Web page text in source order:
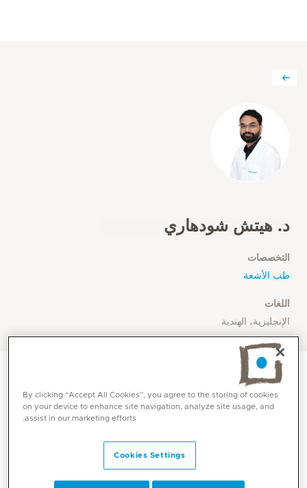
د. هيتش شودهاري
التخصصات
طب الأشعة
اللغات
الإنجليزية، الهندية
By clicking “Accept All Cookies”, you agree to the storing of cookies
on your device to enhance site navigation, analyze site usage, and
assist in our marketing efforts.
Cookies Settings